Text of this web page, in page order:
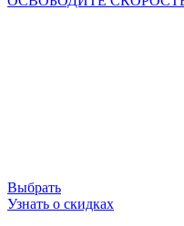
Выбрать
Узнать о скидках